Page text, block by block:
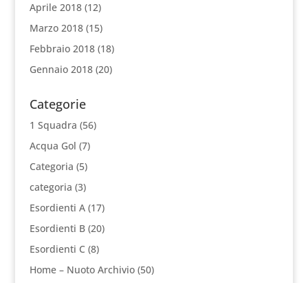
Aprile 2018(12)
Marzo 2018(15)
Febbraio 2018(18)
Gennaio 2018(20)
Categorie
1 Squadra (56)
Acqua Gol (7)
Categoria (5)
categoria (3)
Esordienti A(17)
Esordienti B(20)
Esordienti C (8)
Home – Nuoto Archivio(50)